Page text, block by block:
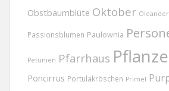
Obstbaumblüte Oktober Oleander
Passionsblumen Paulownia
Petunien Pfarrhaus
Poncirrus Portulakröschen Primel